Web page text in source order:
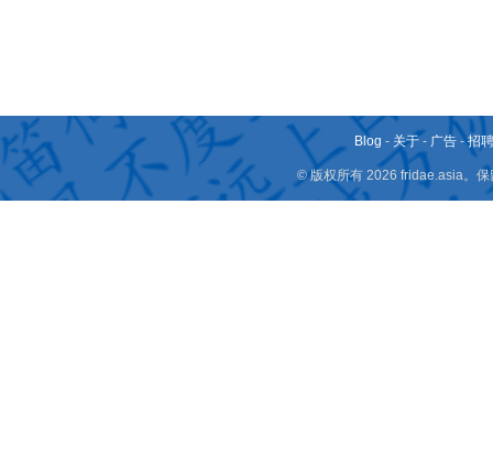
Blog - 关于 - 广告 -招
© 版权所有 2026 fridae.asia。